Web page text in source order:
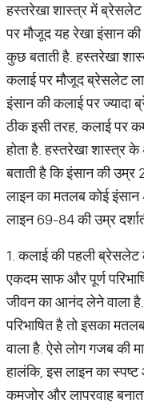
हस्तरेखा शास्त्र में ब्रेसलेट
पर मौजूद यह रेखा इंसान
कुछ बताती है. हस्तरेखा
कलाई पर मौजूद ब्रेसलेट
इंसान की कलाई पर ज्यादा
ठीक इसी तरह, कलाई पर
होता है. हस्तरेखा शास्त्र
बताती है कि इंसान की
लाइन का मतलब कोई
लाइन 69-84 की उम्र
1. कलाई की पहली ब्रेसलेट
एकदम साफ और पूर्ण
जीवन का आनंद लेने वाला
परिभाषित है तो इसका
वाला है. ऐसे लोग गजब की
हालंकि, इस लाइन का स्पष्ट
कमजोर और लापरवाह